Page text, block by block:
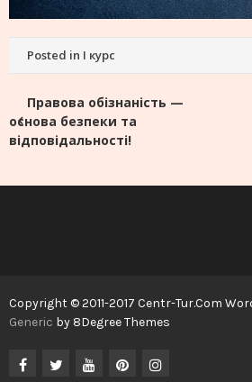
Posted in І курс
Навігація
записів
Правова обізнаність —
основа безпеки та
відповідальності!
Copyright © 2011-2017 Centr-Tur.Com
Generic by 8Degree Themes